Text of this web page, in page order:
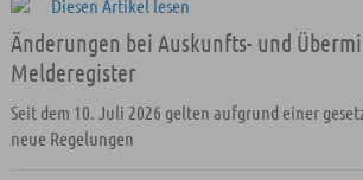
Änderungen bei Auskunfts- und
Melderegister
Seit dem 10. Juli 2026 gelten aufgrund einer
neue Regelungen